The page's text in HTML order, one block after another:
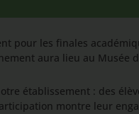
pour les finales
aura lieu au Musée
établissement : des
montre leur